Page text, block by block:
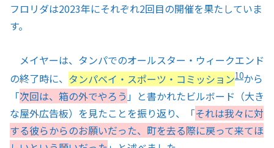
フロリダは2023年にそれぞれ2回目の開催を果たしていま
す。
メイヤーは、タンパでのオールスター・ウィークエンド
の終了時に、 タンパベイ・スポーツ・コミッション10から
「次回は、箱の外でやろう 」と書かれたビルボード（大き
な屋外広告板）を見たことを振り返り、「それは我々に対
する彼らからのお願いだった、町を去る際に戻って来てほ